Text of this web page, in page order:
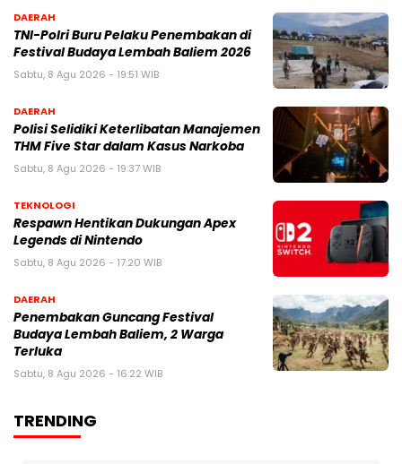
DAERAH
TNI-Polri Buru Pelaku Penembakan di
Festival Budaya Lembah Baliem 2026
Sabtu, 8 Agu 2026 - 19:51 WIB
DAERAH
Polisi Selidiki Keterlibatan Manajemen
THM Five Star dalam Kasus Narkoba
Sabtu, 8 Agu 2026 - 19:37 WIB
TEKNOLOGI
Respawn Hentikan Dukungan Apex
Legends di Nintendo
Sabtu, 8 Agu 2026 - 17:20 WIB
DAERAH
Penembakan Guncang Festival
Budaya Lembah Baliem, 2 Warga
Terluka
Sabtu, 8 Agu 2026 - 16:22 WIB
TRENDING